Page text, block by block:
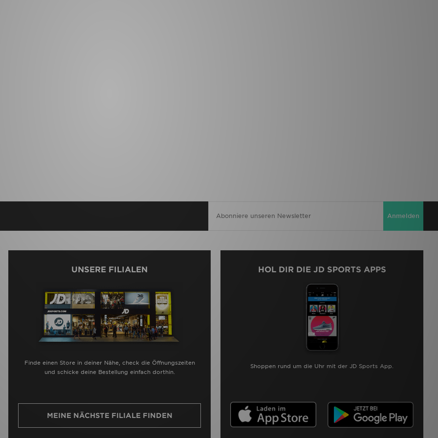
Anmelden
UNSERE FILIALEN
Finde einen Store in deiner Nähe, check die Öffnungszeiten
und schicke deine Bestellung einfach dorthin.
MEINE NÄCHSTE FILIALE FINDEN
HOL DIR DIE JD SPORTS APPS
Shoppen rund um die Uhr mit der JD Sports App.